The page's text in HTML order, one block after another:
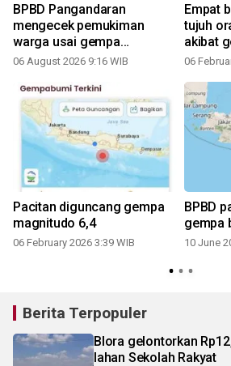
BPBD Pangandaran
mengecek pemukiman
warga usai gempa
magnitudo 5,3
06 August 2026 9:16 WIB
Empat
tujuh
akibat
06
Pacitan diguncang gempa
magnitudo 6,4
06 February 2026 3:39 WIB
BPBD
10 June
Berita Terpopuler
Blora gelontorkan
lahan Sekolah Rakyat